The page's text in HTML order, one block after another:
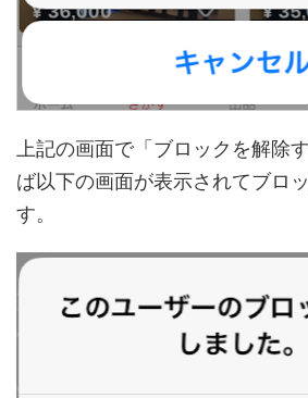
上記の画面で「ブロックを解除
ば以下の画面が表示されてブロ
す。